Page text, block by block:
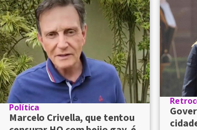
Política
Marcelo Crivella, que tentou